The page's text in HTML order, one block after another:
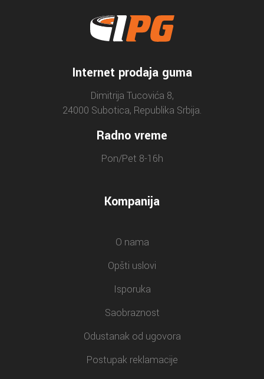
Internet prodaja guma
Dimitrija Tucovića 8,
24000 Subotica, Republika Srbija.
Radno vreme
Pon/Pet 8-16h
Kompanija
O nama
Opšti uslovi
Isporuka
Saobraznost
Odustanak od ugovora
Postupak reklamacije